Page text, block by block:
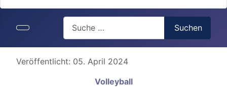
Search
Suchen
Details
Veröffentlicht: 05. April 2024
Volleyball